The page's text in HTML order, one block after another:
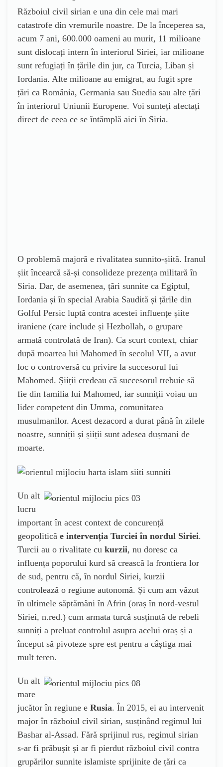
Războiul civil sirian e una din cele mai mari
catastrofe din vremurile noastre. De la începerea sa,
acum 7 ani, 600.000 oameni au murit, 11 milioane
sunt dislocați intern în interiorul Siriei, iar milioane
sunt refugiați în țările din jur, ca Turcia, Liban și
Iordania. Alte milioane au emigrat, au fugit spre
țări ca România, Germania sau Suedia sau alte țări
în interiorul Uniunii Europene. Voi sunteți afectați
direct de ceea ce se întâmplă aici în Siria.
O problemă majoră e rivalitatea sunnito-șiită. Iranul
șiit încearcă să-și consolideze prezența militară în
Siria. Dar, de asemenea, țări sunnite ca Egiptul,
Iordania și în special Arabia Saudită și țările din
Golful Persic luptă contra acestei influențe șiite
iraniene (care include și Hezbollah, o grupare
armată controlată de Iran). Ca scurt context, chiar
după moartea lui Mahomed în secolul VII, a avut
loc o controversă cu privire la succesorul lui
Mahomed. Șiiții credeau că succesorul trebuie să
fie din familia lui Mahomed, iar sunniții voiau un
lider competent din Umma, comunitatea
musulmanilor. Acest dezacord a durat până în zilele
noastre, sunniții și șiiții sunt adesea dușmani de
moarte.
Un alt
lucru
important în acest context de concurență
geopolitică e intervenția Turciei în nordul Siriei.
Turcii au o rivalitate cu kurzii, nu doresc ca
influența poporului kurd să crească la frontiera lor
de sud, pentru că, în nordul Siriei, kurzii
controlează o regiune autonomă. Și cum am văzut
în ultimele săptămâni în Afrin (oraș în nord-vestul
Siriei, n.red.) cum armata turcă susținută de rebeli
sunniți a preluat controlul asupra acelui oraș și a
început să pivoteze spre est pentru a câștiga mai
mult teren.
Un alt
mare
jucător în regiune e Rusia. În 2015, ei au intervenit
major în războiul civil sirian, susținând regimul lui
Bashar al-Assad. Fără sprijinul rus, regimul sirian
s-ar fi prăbușit și ar fi pierdut războiul civil contra
grupărilor sunnite islamiste sprijinite de țări ca